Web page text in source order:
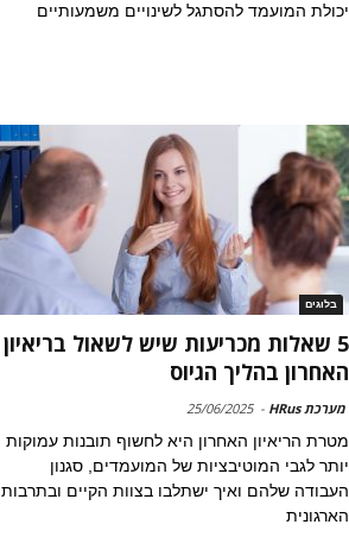
יכולת המועמד להסתגל לשינויים משמעותיים
בלוגים
5 שאלות מכריעות שיש לשאול בריאיון
האחרון בהליך הגיוס
מערכת HRus -
25/06/2025
מטרת הריאיון האחרון היא לחשוף תובנות עמוקות
יותר לגבי המוטיבציות של המועמדים, סגנון
העבודה שלהם ואיך ישתלבו בצוות הקיים ובתרבות
הארגונית